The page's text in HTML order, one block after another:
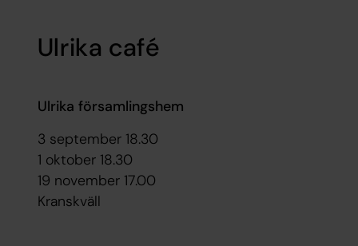
Ulrika café
Ulrika församlingshem
3 september 18.30
1 oktober 18.30
19 november 17.00
Kranskväll